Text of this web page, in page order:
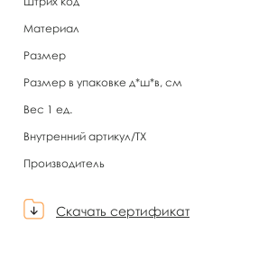
Материал
Размер
Размер в упаковке д*ш*в, см
Вес 1 ед.
Внутренний артикул/TX
Производитель
Скачать сертификат